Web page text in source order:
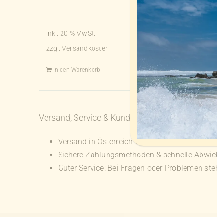
inkl. 20 % MwSt.
zzgl. Versandkosten
In den Warenkorb
Details
Versand, Service & Kundenzufriedenheit
Versand in Österreich und EU-weite Lieferung
Sichere Zahlungsmethoden & schnelle
Guter Service: Bei Fragen oder Problemen